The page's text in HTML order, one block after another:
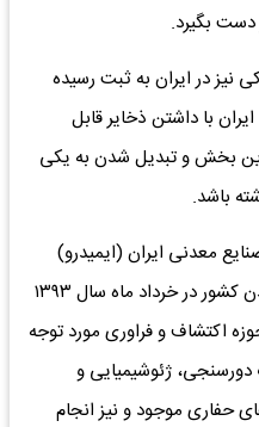
دست بگیرد.
نیز در ایران به ثبت رسیده
با داشتن ذخایر قابل
بخش و تبدیل شدن به یکی
باشد.
معدنی ایران (ایمیدرو)
یکی از نهادهای متولی در حوزه معدن کشور در خرداد ماه سال ۱۳۹۳
اکتشاف و فراوری مورد توجه
دورسنجی، ژئوشیمیایی و
حفاری موجود و نیز انجام